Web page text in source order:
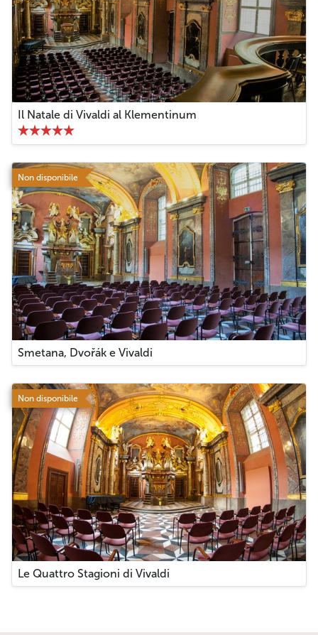
Il Natale di Vivaldi al Klementinum
Non disponibile
Smetana, Dvořák e Vivaldi
Non disponibile
Le Quattro Stagioni di Vivaldi